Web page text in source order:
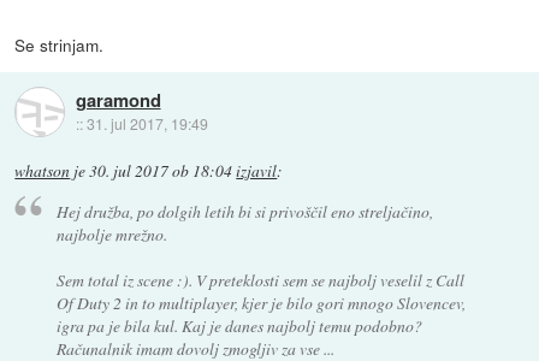
Se strinjam.
garamond
::31. jul 2017, 19:49
whatson je30. jul 2017 ob 18:04izjavil:
Hej družba, po dolgih letih bi si privoščil eno streljačino,
najbolje mrežno.
Sem total iz scene :). V preteklosti sem se najbolj veselil z Call
Of Duty 2 in to multiplayer, kjer je bilo gori mnogo Slovencev,
igra pa je bila kul. Kaj je danes najbolj temu podobno?
Računalnik imam dovolj zmogljiv za vse ...